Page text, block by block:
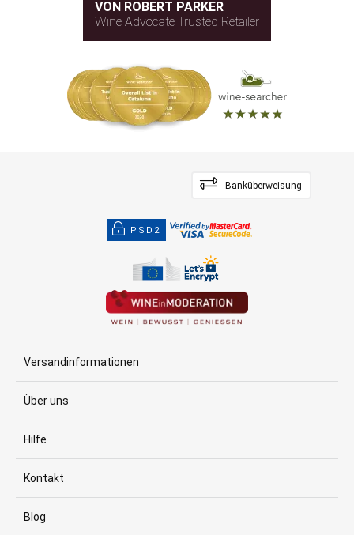
VON ROBERT PARKER
Wine Advocate Trusted Retailer
Banküberweisung
PSD2
Versandinformationen
Über uns
Hilfe
Kontakt
Blog